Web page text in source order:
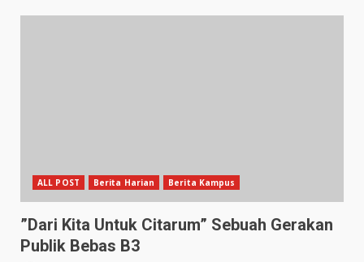
ALL POST Berita Harian Berita Kampus
”Dari Kita Untuk Citarum” Sebuah Gerakan
Publik Bebas B3